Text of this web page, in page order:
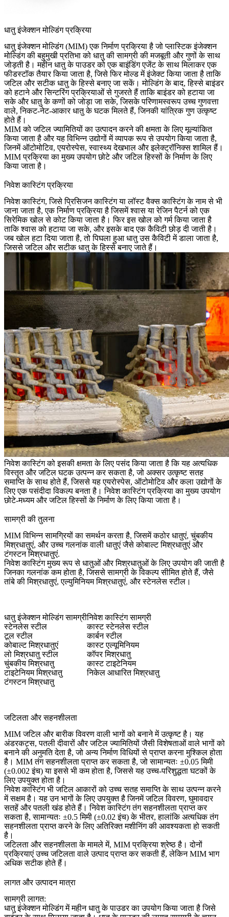
धातु इंजेक्शन मोल्डिंग प्रक्रिया
धातु इंजेक्शन मोल्डिंग (MIM) एक निर्माण प्रक्रिया है जोप्लास्टिक इंजेक्शन
मोल्डिंगकी बहुमुखी प्रतिभा को धातु की सामग्रीकी मजबूती और गुणों के साथ
जोड़ती है। महीनधातु के पाउडरको एक बाइंडिंग एजेंट के साथ मिलाकर एक
फीडस्टॉक तैयार किया जाता है, जिसे फिर मोल्ड में इंजेक्ट किया जाता है ताकि
जटिल और सटीक धातु के हिस्से बनाए जा सकें। मोल्डिंग के बाद, हिस्से बाइंडर
को हटाने औरसिन्टरिंग प्रक्रियाओंसे गुजरते हैं ताकि बाइंडर को हटाया जा
सके और धातु के कणों को जोड़ा जा सके, जिसके परिणामस्वरूप उच्च गुणवत्ता
वाले, निकट-नेट-आकार धातु के घटक मिलते हैं, जिनकी यांत्रिक गुण उत्कृष्ट
होते हैं।
MIM को जटिल ज्यामितियों का उत्पादन करने की क्षमता के लिए मूल्यांकित
किया जाता है और यह विभिन्न उद्योगों में व्यापक रूप से उपयोग किया जाता है,
जिनमें ऑटोमोटिव, एयरोस्पेस, स्वास्थ्य देखभाल और इलेक्ट्रॉनिक्स शामिल हैं।
MIM प्रक्रिया का मुख्य उपयोग छोटे और जटिल हिस्सों के निर्माण के लिए
किया जाता है।
निवेश कास्टिंग प्रक्रिया
निवेश कास्टिंग, जिसे प्रिसिजन कास्टिंग यालॉस्ट वैक्स कास्टिंगके नाम से भी
जाना जाता है, एक निर्माण प्रक्रिया है जिसमें श्वास या रेजिन पैटर्न को एक
सिरेमिक खोल से कोट किया जाता है। फिर इस खोल को गर्म किया जाता है
ताकि श्वास को हटाया जा सके, और इसके बाद एक कैविटी छोड़ दी जाती है।
जब खोल हटा दिया जाता है, तो पिघला हुआ धातु उस कैविटी में डाला जाता है,
जिससे जटिल और सटीक धातु के हिस्से बनाए जाते हैं।
निवेश कास्टिंग को इसकी क्षमता के लिए पसंद किया जाता है कि यह अत्यधिक
विस्तृत और जटिल घटक उत्पन्न कर सकता है, जो अक्सर उत्कृष्ट सतह
समाप्ति के साथ होते हैं, जिससे यह एयरोस्पेस, ऑटोमोटिव और कला उद्योगों के
लिए एक पसंदीदा विकल्प बनता है। निवेश कास्टिंग प्रक्रिया का मुख्य उपयोग
छोटे-मध्यम और जटिल हिस्सों के निर्माण के लिए किया जाता है।
सामग्री की तुलना
MIM विभिन्न सामग्रियों का समर्थन करता है, जिसमें कठोर धातुएं, चुंबकीय
मिश्रधातुएं, और उच्च गलनांक वाली धातुएं जैसेकोबाल्ट मिश्रधातुएं और
टंगस्टनमिश्रधातुएं.
निवेश कास्टिंग मुख्य रूप से धातुओं और मिश्रधातुओं के लिए उपयोग की जाती है
जिनका गलनांक कम होता है, जिससे सामग्री के विकल्प सीमित होते हैं, जैसे
तांबे की मिश्रधातुएं, एल्युमिनियम मिश्रधातुएं, और स्टेनलेस स्टील।
धातु इंजेक्शन मोल्डिंग सामग्रीनिवेश कास्टिंग सामग्री
स्टेनलेस स्टील
कास्ट स्टेनलेस स्टील
टूल स्टील
कार्बन स्टील
कोबाल्ट मिश्रधातुएं
कास्ट एल्यूमिनियम
लो मिश्रधातु स्टील
कॉपर मिश्रधातु
चुंबकीय मिश्रधातु
कास्ट टाइटेनियम
टाइटेनियम मिश्रधातु
निकेल आधारित मिश्रधातु
टंगस्टन मिश्रधातु
जटिलता और सहनशीलता
MIM जटिल और बारीक विवरण वाली भागों को बनाने में उत्कृष्ट है। यह
अंडरकट्स, पतली दीवारों और जटिल ज्यामितियों जैसी विशेषताओं वाले भागों को
बनाने की अनुमति देता है, जो अन्य निर्माण विधियों से प्राप्त करना मुश्किल होता
है। MIM तंग सहनशीलता प्राप्त कर सकता है, जो सामान्यतः ±0.05 मिमी
(±0.002 इंच) या इससे भी कम होता है, जिससे यह उच्च-परिशुद्धता घटकों के
लिए उपयुक्त होता है।
निवेश कास्टिंग भी जटिल आकारों को उच्च सतह समाप्ति के साथ उत्पन्न करने
में सक्षम है। यह उन भागों के लिए उपयुक्त है जिनमें जटिल विवरण, घुमावदार
सतहें और पतली खंड होते हैं। निवेश कास्टिंग तंग सहनशीलता प्राप्त कर
सकता है, सामान्यतः ±0.5 मिमी (±0.02 इंच) के भीतर, हालांकि अत्यधिक तंग
सहनशीलता प्राप्त करने के लिए अतिरिक्त मशीनिंग की आवश्यकता हो सकती
है।
जटिलता और सहनशीलता के मामले में, MIM प्रक्रिया श्रेष्ठ है। दोनों
प्रक्रियाएं उच्च जटिलता वाले उत्पाद प्राप्त कर सकती हैं, लेकिन MIM भाग
अधिक सटीक होते हैं।
लागत और उत्पादन मात्रा
सामग्री लागत:
धातु इंजेक्शन मोल्डिंग में महीन धातु के पाउडर का उपयोग किया जाता है जिसे